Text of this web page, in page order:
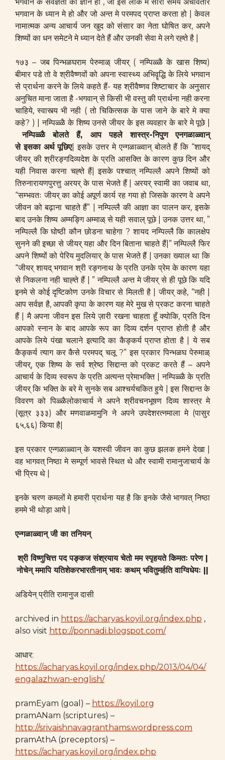
भगवान के ध्यान मे हो और जो अन्त मे परमपद प्राप्त करता हो | केवल
नामात्मक अन्य आचार्य जन खुद को संसार का नेता घोषित कर, अपने
शिष्यों का धन समेटने मे ध्यान देते हैं और उनकी सेवा मे लगे रह्ते है |
१७३ – जब पिन्भळघराम पेरुमाळ् जीयर् ( नम्पिळ्ळै के खास शिष्य)
बीमार पडे तो वे श्रीवैष्णवों को अपना स्वास्थ्य अभिवॄद्धि के लिये भगवान
से प्रार्थना करने के लिये कहते हैं- यह श्रीवैष्णव शिष्टाचार के अनुसार
अनुचित माना जाता है -भगवान् से किसी भी वस्तु की प्रार्थना नही करना
चाहिये, स्वास्त्य भी नही ( तो चिकित्सक के पास जाने के बारे मे क्या
कहे? ) | नम्पिळ्ळै के शिष्य उनसे जीयर के इस व्यवहार के बारे मे पूछे |
नम्पिळ्ळै बोलते हैं, आप पहलेशास्त्र-निपुण
एनगळाळ्वान्
से इसका अर्थ पूछिए| इसके उत्तर मे एन्गळाळ्वान् बोलते हैं कि “शायद्
जीयर् की श्रीरङ्गदिव्यदेश के प्रति आसक्ति के कारण कुछ दिन और
यही निवास करना चह्ते हैं| इसके पश्चात् नम्पिल्लै अपने शिष्यों को
तिरुनारायणपुरत्तु अरयर् के पास भेजते हैं | अरयर् स्वामी का जवाब था,
“सम्भवतः जीयर् का कोई अपूर्ण कार्य रह गया हो जिसके कारण वे अपने
जीवन को बढ़ाना चाहते हैं” | नम्पिल्लै की आज्ञा का पालन कर, इसके
बाद उनके शिष्य अम्मङ्गि अम्माळ् से यही सवाल् पूछे | उनक उत्तर था, ”
नम्पिल्लै कि घोष्ठी कौन छोडना चाहेगा ? शायद नम्पिल्लै कि कालक्षेप
सुनने की इच्छा से जीयर् यहा और दिन बिताना चाहते हैं|” नम्पिल्लै फिर
अपने शिष्यों को पेरिय मुदलियार् के पास भेजते हैं | उनका ख्याल था कि
“जीयर् शायद् भगवान श्री रङ्गनाथ के प्रति उनके प्रेम के कारण यहा
से निकलना नही चाह्ते हैं | ” नम्पिल्लै अन्त मे जीयर् से ही पूछे कि यदि
इनमे से कोई दृष्टिकोण उनके विचार से मिलती है | जीयर् कहे, “नही |
आप सर्वज्ञ है, आपकी कृपा के कारण यह मेरे मुख से प्रकट करना चाहते
हैं | मै अपना जीवन इस लिये ज़ारी रखना चाहता हूँ क्योकि, प्रति दिन
आपको स्नान के बाद आपके रूप का दिव्य दर्शन प्राप्त होती है और
आपके लिये पंखा चलाने इत्यादि का कैङ्कर्य प्राप्त होता है | ये सब
कैङ्कर्य त्याग कर कैसे परमपद् चलू ?” इस प्रकार पिन्भळघ पेरुमाळ्
जीयर्, एक शिष्य के सर्व श्रेष्ठ सिद्दान्त को प्रकट करते हैं – अपने
आचार्य के दिव्य स्वरूप के प्रति अत्यन्त प्रेमाभक्ति | नम्पिळ्ळै के प्रति
जीयर् कि भक्ति के बरे मे सुनके सब आश्चर्यचकित हुये | इस सिद्दान्त के
विवरण को पिळ्ळैलोकाचार्य ने अपने श्रीवचनभूषण दिव्य शास्त्र मे
(सूत्र ३३३) और मणवाळमामुनि ने अपने उपदेशरत्नमाला मे (पासुर
६५,६६) किया है|
इस प्रकार एन्गळाळ्वान् के यशस्वी जीवन का कुछ झलक हमने देखा |
वह भागवत् निष्ठा मे सम्पूर्ण भावसे स्थित थे और स्वामी रामानुजाचार्य के
भी प्रिय थे |
इनके चरण कमलों मे हमारी प्रार्थना यह है कि इनके जैसे भागवत् निष्ठा
हममे भी थोड़ा आये |
एन्गळाळ्वान् जी का तनियन्
श्री विष्णुचित्त पद पङ्कज संश्रयाय चेतो मम स्पृहयते किमतः परेण |
नोचेन् ममापि यतिशेकरभारतीनाम् भावः कथम् भवितुमर्हति वाग्विधेयः ||
अडियेन् प्रीति रामानुज दासी
archived in https://acharyas.koyil.org/index.php ,
also visit http://ponnadi.blogspot.com/
आधार:
https://acharyas.koyil.org/index.php/2013/04/04/
engalazhwan-english/
pramEyam (goal) – https://koyil.org
pramANam (scriptures) –
http://srivaishnavagranthams.wordpress.com
pramAthA (preceptors) –
https://acharyas.koyil.org/index.php